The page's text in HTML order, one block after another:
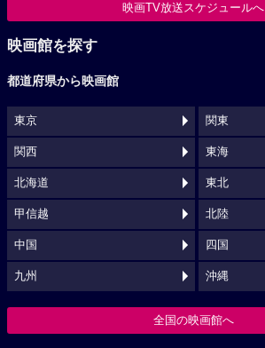
映画TV放送スケジュールへ
映画館を探す
都道府県から映画館
東京 関東
関西 東海
北海道 東北
甲信越 北陸
中国 四国
九州 沖縄
全国の映画館へ